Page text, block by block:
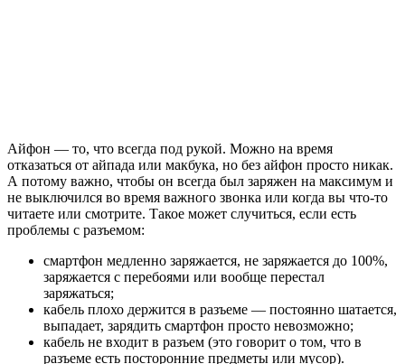
Айфон — то, что всегда под рукой. Можно на время
отказаться от айпада или макбука, но без айфон просто никак.
А потому важно, чтобы он всегда был заряжен на максимум и
не выключился во время важного звонка или когда вы что-то
читаете или смотрите. Такое может случиться, если есть
проблемы с разъемом:
смартфон медленно заряжается, не заряжается до 100%,
заряжается с перебоями или вообще перестал
заряжаться;
кабель плохо держится в разъеме — постоянно шатается,
выпадает, зарядить смартфон просто невозможно;
кабель не входит в разъем (это говорит о том, что в
разъеме есть посторонние предметы или мусор).